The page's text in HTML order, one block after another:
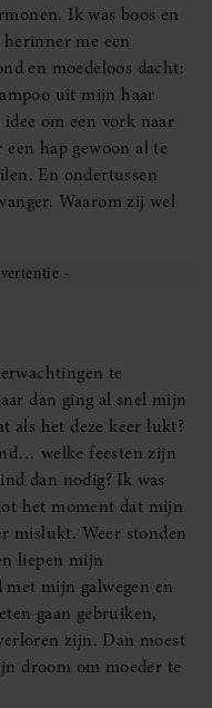
Ik was boos en
me een
en moedeloos dacht:
uit mijn haar
om een vork naar
hap gewoon al te
En ondertussen
Waarom zij wel
te
dan ging al snel mijn
als het deze keer lukt?
welke feesten zijn
dan nodig? Ik was
het moment dat mijn
mislukt. Weer stonden
liepen mijn
mijn galwegen en
gaan gebruiken,
zijn. Dan moest
droom om moeder te